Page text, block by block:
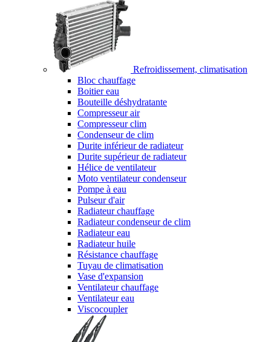
Refroidissement, climatisation
Bloc chauffage
Boitier eau
Bouteille déshydratante
Compresseur air
Compresseur clim
Condenseur de clim
Durite inférieur de radiateur
Durite supérieur de radiateur
Hélice de ventilateur
Moto ventilateur condenseur
Pompe à eau
Pulseur d'air
Radiateur chauffage
Radiateur condenseur de clim
Radiateur eau
Radiateur huile
Résistance chauffage
Tuyau de climatisation
Vase d'expansion
Ventilateur chauffage
Ventilateur eau
Viscocoupler